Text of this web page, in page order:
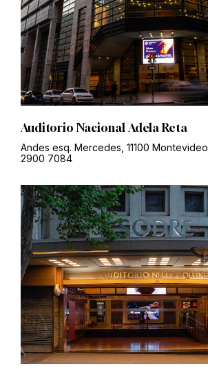
Auditorio Nacional Adela Reta
Andes esq. Mercedes, 11100 Montevideo
2900 7084